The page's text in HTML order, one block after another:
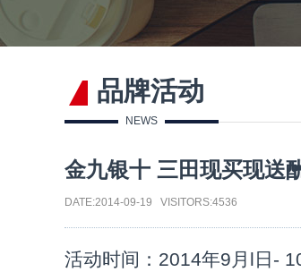
品牌活动
NEWS
金九银十 三田现买现送
DATE:2014-09-19 VISITORS:4536
活动时间：2014年9月l日-